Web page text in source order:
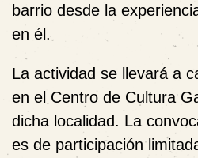
barrio desde la
en él.
La actividad se llevará a
en el Centro de Cultura
dicha localidad. La
es de participación